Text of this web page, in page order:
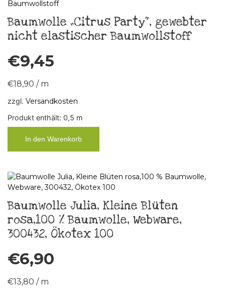
Baumwolle „Citrus Party“, gewebter
nicht elastischer Baumwollstoff
€9,45
€18,90 / m
zzgl. Versandkosten
Produkt enthält: 0,5 m
In den Warenkorb
Baumwolle Julia, Kleine Blüten
rosa,100 % Baumwolle, Webware,
300432, Ökotex 100
€6,90
€13,80 / m